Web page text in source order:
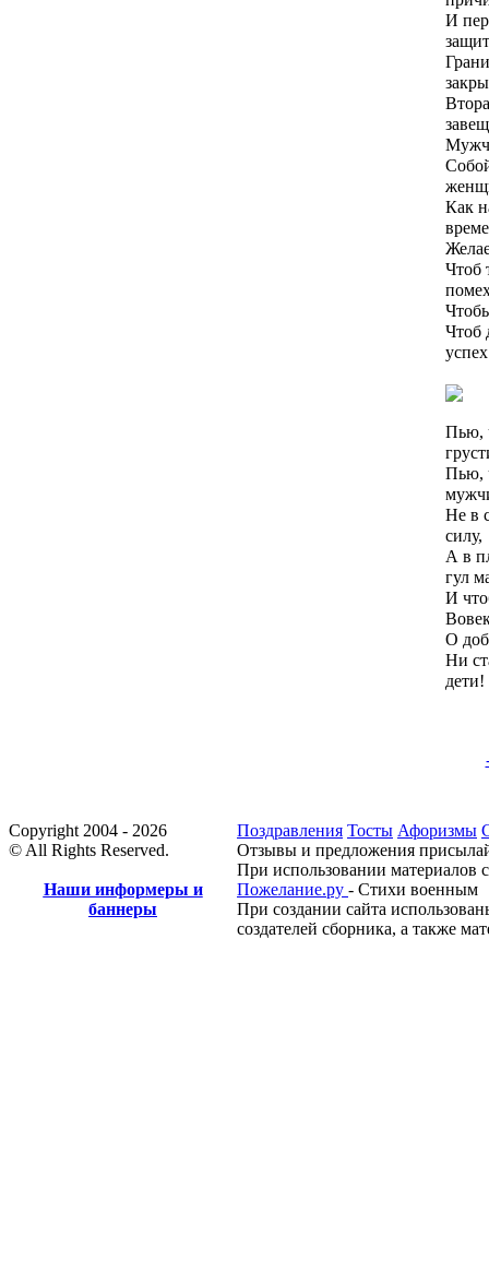
И
Как
Чтоб
Чтоб
Пью,
Пью,
Не в
силу,
А в
гул
И
О
Ни
дети!
Copyright 2004 - 2026
© All Rights Reserved.
Наши информеры и
баннеры
Поздравления Тосты Афоризмы
Отзывы и предложения
При использовании материалов
Пожелание.ру - Стихи военным
При создании сайта
создателей сборника, а также